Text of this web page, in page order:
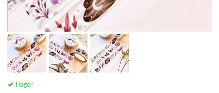
I lager.